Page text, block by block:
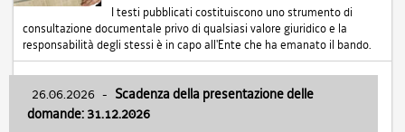
I testi pubblicati costituiscono uno strumento di
consultazione documentale privo di qualsiasi valore giuridico e la
responsabilità degli stessi è in capo all'Ente che ha emanato il bando.
26.06.2026 - Scadenza della presentazione delle
domande: 31.12.2026